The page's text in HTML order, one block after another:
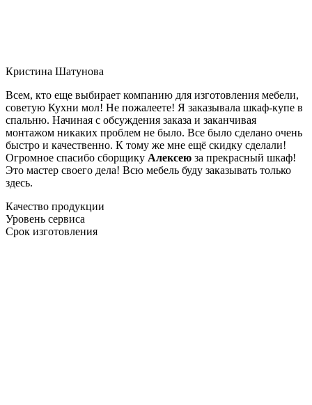
Кристина Шатунова
Всем, кто еще выбирает компанию для изготовления мебели,
советую Кухни мол! Не пожалеете! Я заказывала шкаф-купе в
спальню. Начиная с обсуждения заказа и заканчивая
монтажом никаких проблем не было. Все было сделано очень
быстро и качественно. К тому же мне ещё скидку сделали!
Огромное спасибо сборщику Алексею за прекрасный шкаф!
Это мастер своего дела! Всю мебель буду заказывать только
здесь.
Качество продукции
Уровень сервиса
Срок изготовления